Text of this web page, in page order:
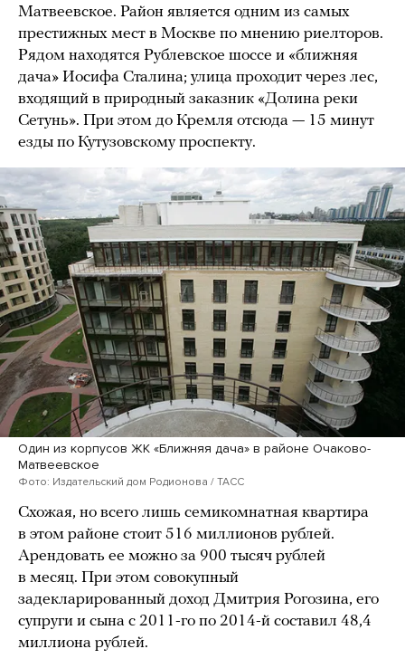
Матвеевское. Район является одним из самых
престижных мест в Москве по мнению риелторов.
Рядом находятся Рублевское шоссе и «ближняя
дача» Иосифа Сталина; улица проходит через лес,
входящий в природный заказник «Долина реки
Сетунь». При этом до Кремля отсюда — 15 минут
езды по Кутузовскому проспекту.
Один из корпусов ЖК «Ближняя дача» в районе Очаково-
Матвеевское
Фото: Издательский дом Родионова / ТАСС
Схожая, но всего лишь семикомнатная квартира
в этом районе стоит 516 миллионов рублей.
Арендовать ее можно за 900 тысяч рублей
в месяц. При этом совокупный
задекларированный доход Дмитрия Рогозина, его
супруги и сына с 2011-го по 2014-й составил 48,4
миллиона рублей.